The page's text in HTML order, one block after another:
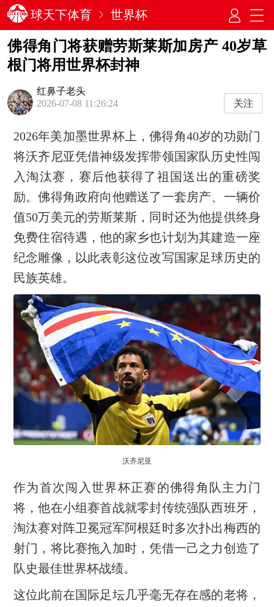
球天下体育 世界杯
佛得角门将获赠劳斯莱斯加房产 40岁草
根门将用世界杯封神
红鼻子老头
2026-07-08 11:26:24
关注
2026年美加墨世界杯上，佛得角40岁的功勋门
将沃齐尼亚凭借神级发挥带领国家队历史性闯
入淘汰赛，赛后他获得了祖国送出的重磅奖
励。佛得角政府向他赠送了一套房产、一辆价
值‌50万美元‌的劳斯莱斯，同时还为他提供终身
免费住宿待遇，他的家乡也计划为其建造一座
纪念雕像，以此表彰这位改写国家足球历史的
民族英雄。
沃齐尼亚
作为首次闯入世界杯正赛的佛得角队主力门
将，他在小组赛首战就零封传统强队西班牙，
淘汰赛对阵卫冕冠军阿根廷时多次扑出梅西的
射门，将比赛拖入加时，凭借一己之力创造了
队史最佳世界杯战绩。
这位此前在国际足坛几乎毫无存在感的老将，